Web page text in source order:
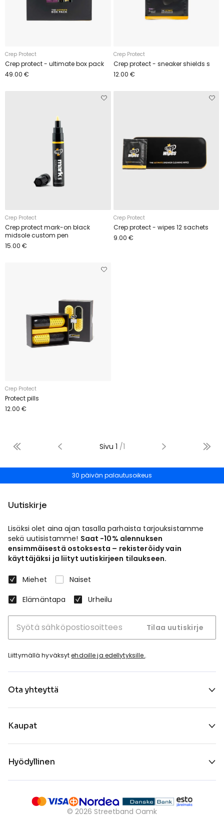
Crep Protect
Crep protect - ultimate box pack
49.00 €
Crep Protect
Crep protect - sneaker shields s
12.00 €
Crep Protect
Crep protect mark-on black
midsole custom pen
15.00 €
Crep Protect
Crep protect - wipes 12 sachets
9.00 €
Crep Protect
Protect pills
12.00 €
Sivu 1 /1
30 päivän palautusoikeus
Uutiskirje
Lisäksi olet aina ajan tasalla parhaista tarjouksistamme
sekä uutisistamme! Saat -10% alennuksen
ensimmäisestä ostoksesta – rekisteröidy vain
käyttäjäksi ja liityt uutiskirjeen tilaukseen.
Miehet
Naiset
Elämäntapa
Urheilu
Tilaa uutiskirje
Liittymällä hyväksytehdoille ja edellytyksille..
Ota yhteyttä
Kaupat
Hyödyllinen
© 2026 Streetband Oamk